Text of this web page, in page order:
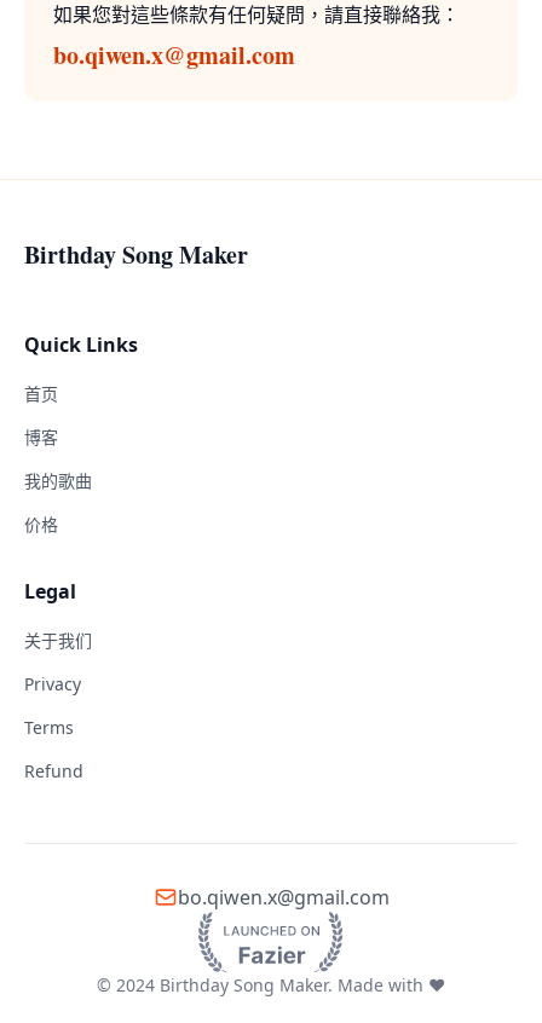
如果您對這些條款有任何疑問，請直接聯絡我：
bo.qiwen.x@gmail.com
Birthday Song Maker
Quick Links
首页
博客
我的歌曲
价格
Legal
关于我们
Privacy
Terms
Refund
bo.qiwen.x@gmail.com
© 2024 Birthday Song Maker. Made with ❤️